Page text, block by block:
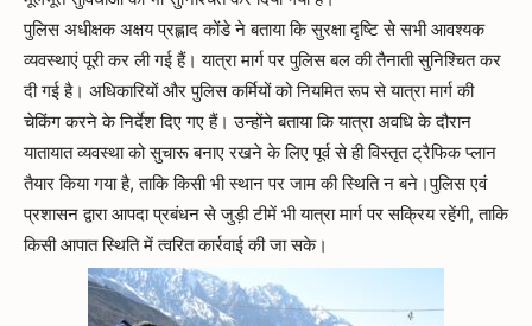
पुलिस अधीक्षक अक्षय प्रह्लाद कोंडे ने बताया कि सुरक्षा दृष्टि से सभी आवश्यक
व्यवस्थाएं पूरी कर ली गई हैं। यात्रा मार्ग पर पुलिस बल की तैनाती सुनिश्चित कर
दी गई है। अधिकारियों और पुलिस कर्मियों को नियमित रूप से यात्रा मार्ग की
चेकिंग करने के निर्देश दिए गए हैं। उन्होंने बताया कि यात्रा अवधि के दौरान
यातायात व्यवस्था को सुचारू बनाए रखने के लिए पूर्व से ही विस्तृत ट्रैफिक प्लान
तैयार किया गया है, ताकि किसी भी स्थान पर जाम की स्थिति न बने।पुलिस एवं
प्रशासन द्वारा आपदा प्रबंधन से जुड़ी टीमें भी यात्रा मार्ग पर सक्रिय रहेंगी, ताकि
किसी आपात स्थिति में त्वरित कार्रवाई की जा सके।